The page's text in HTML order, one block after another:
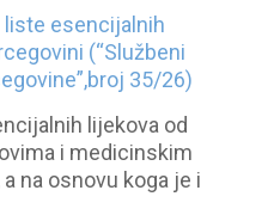
liste esencijalnih
(“Službeni
35/26)
lijekova od
i medicinskim
na osnovu koga je i